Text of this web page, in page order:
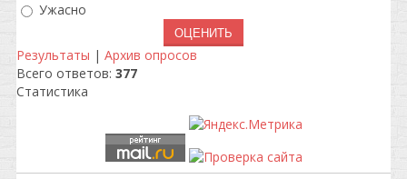
Ужасно
Результаты | Архив опросов
Всего ответов: 377
Статистика